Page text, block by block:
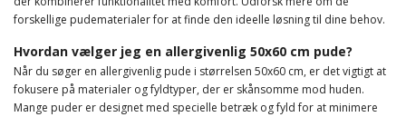
forskellige pudematerialer for at finde den ideelle løsning til dine behov.
Hvordan vælger jeg en allergivenlig 50x60 cm pude?
Når du søger en allergivenlig pude i størrelsen 50x60 cm, er det vigtigt at
fokusere på materialer og fyldtyper, der er skånsomme mod huden.
Mange puder er designet med specielle betræk og fyld for at minimere